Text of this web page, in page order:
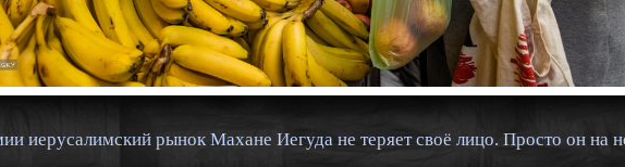
иерусалимский рынок Махане Иегуда не теряет своё лицо. Просто он на